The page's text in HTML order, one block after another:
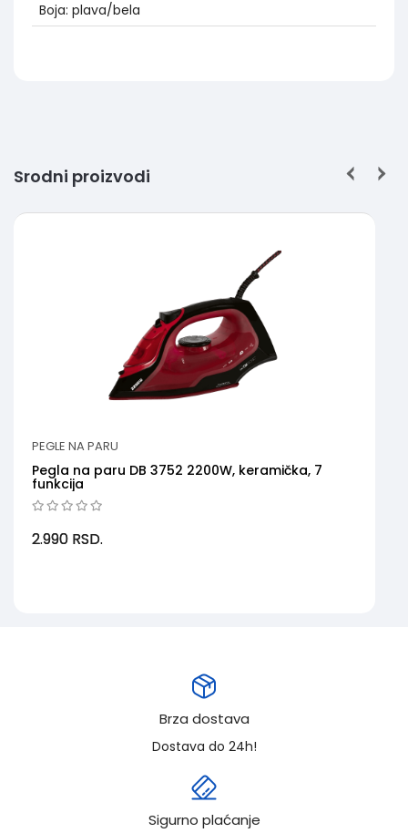
Boja: plava/bela
Srodni proizvodi
PEGLE NA PARU
Pegla na paru DB 3752 2200W, keramička, 7
funkcija
2.990 RSD.
Brza dostava
Dostava do 24h!
Sigurno plaćanje